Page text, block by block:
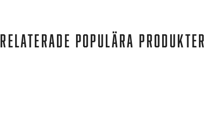
RELATERADE POPULÄRA PRODUKTER